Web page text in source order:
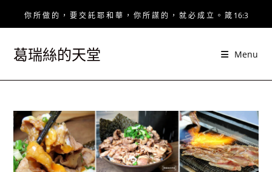
你 所 做 的 ， 要 交 託 耶 和 華 ， 你 所 謀 的 ， 就 必 成 立 。 箴 16:3
葛瑞絲的天堂 Menu